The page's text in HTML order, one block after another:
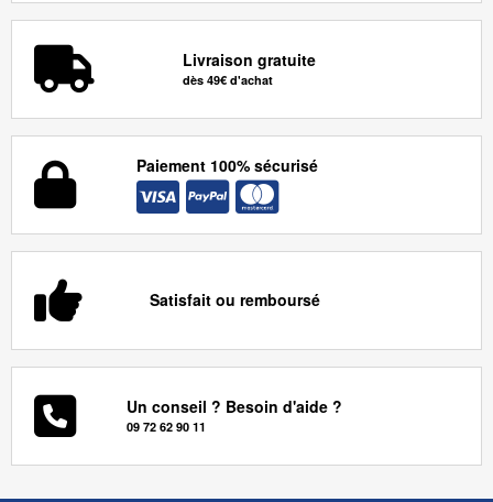
Livraison gratuite
dès 49€ d'achat
Paiement 100% sécurisé
Satisfait ou remboursé
Un conseil ? Besoin d'aide ?
09 72 62 90 11